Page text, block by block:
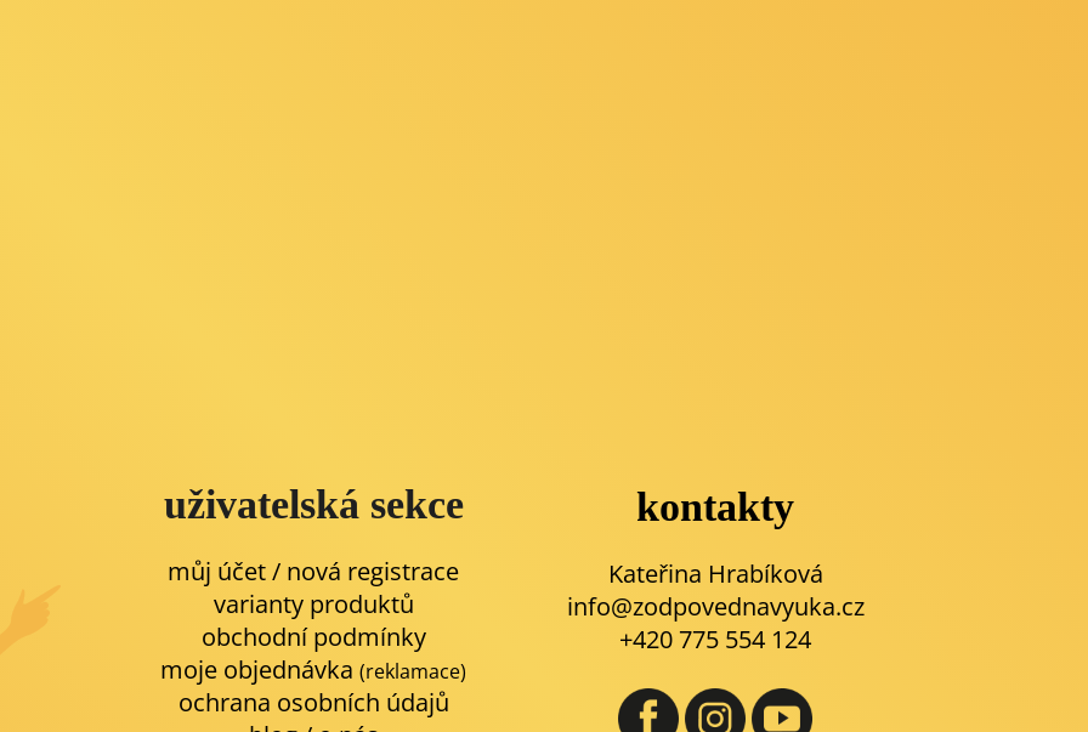
uživatelská sekce
můj účet / nová registrace
varianty produktů
obchodní podmínky
moje objednávka(reklamace)
ochrana osobních údajů
kontakty
Kateřina Hrabíková
info@zodpovednavyuka.cz
+420 775 554 124